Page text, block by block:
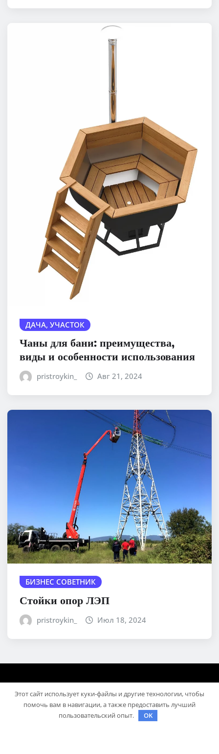
ДАЧА, УЧАСТОК
Чаны для бани: преимущества,
виды и особенности использования
pristroykin_ Авг 21, 2024
БИЗНЕС СОВЕТНИК
Стойки опор ЛЭП
pristroykin_ Июл 18, 2024
Этот сайт использует куки-файлы и другие технологии, чтобы
помочь вам в навигации, а также предоставить лучший
пользовательский опыт.
OK